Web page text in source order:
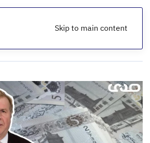
Skip to main content
الرئيسية